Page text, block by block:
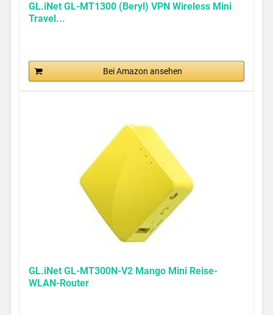
GL.iNet GL-MT1300 (Beryl) VPN Wireless Mini
Travel...
Bei Amazon ansehen
GL.iNet GL-MT300N-V2 Mango Mini Reise-
WLAN-Router